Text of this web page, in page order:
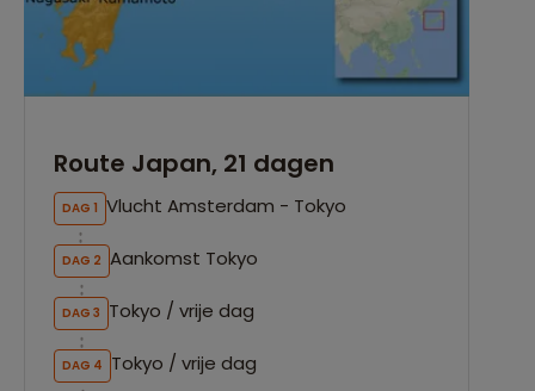
Route Japan, 21 dagen
DAG 1 Vlucht Amsterdam - Tokyo
DAG 2 Aankomst Tokyo
DAG 3 Tokyo / vrije dag
DAG 4 Tokyo / vrije dag